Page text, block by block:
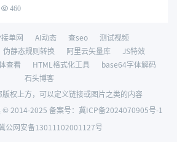
460
单网 AI动态 查seo
测试视频
伪静态规则转换 阿里云矢量库
JS特效
查看 HTML格式化工具
base64字体解码
石头博客
权上方，可以定义链接或图片之类的内容
2014-2025 备案号： 冀ICP备2024070905号-1
公网安备13011102001127号